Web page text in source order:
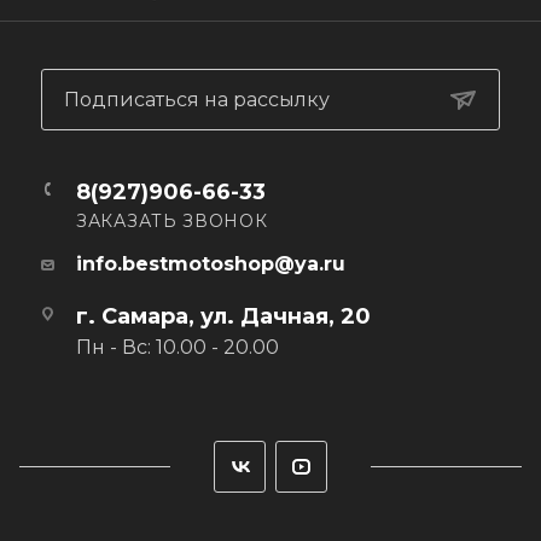
Углубление для переключения передач в области
переключения передач, а специальная наклонная
конструкция имитирует положение стопы при езде на
мотоцикле.
◾️ Амортизаторы ударов на голеностопном суставе
◾️ Усиленная область пятки, голеностопа и носка
◾️ Усиленная подошва
◾️ СИЗ — защитная мотоциклетная обувь (EN 13634:2017)
г. Самара, ул. Дачная, 20
Пн - Вс: 10.00 - 20.00
Подписаться на рассылку
8(927)906-66-33
ЗАКАЗАТЬ ЗВОНОК
info.bestmotoshop@ya.ru